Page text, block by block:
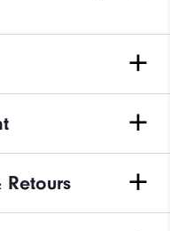
Retours